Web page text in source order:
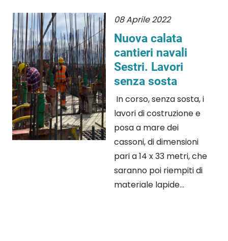
08 Aprile 2022
Nuova calata
cantieri navali
Sestri. Lavori
senza sosta
In corso, senza sosta, i
lavori di costruzione e
posa a mare dei
cassoni, di dimensioni
pari a 14 x 33 metri, che
saranno poi riempiti di
materiale lapide...